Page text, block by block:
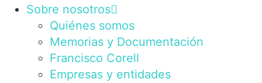
Sobre nosotros
Quiénes somos
Memorias y Documentación
Francisco Corell
Empresas y entidades